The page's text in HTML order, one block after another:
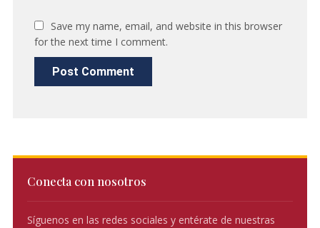
Conecta con nosotros
Síguenos en las redes sociales y entérate de nuestras
Save my name, email, and website in this browser
for the next time I comment.